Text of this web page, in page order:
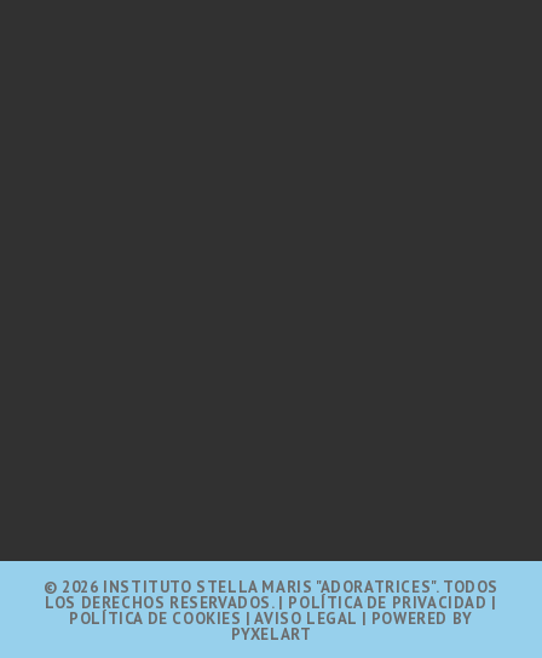
© 2026 INSTITUTO STELLA MARIS "ADORATRICES". TODOS
LOS DERECHOS RESERVADOS. | POLÍTICA DE PRIVACIDAD |
POLÍTICA DE COOKIES |AVISO LEGAL | POWERED BY
PYXELART